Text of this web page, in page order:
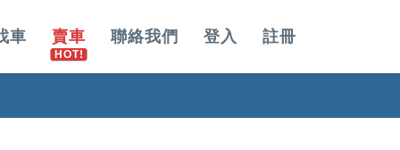
車 賣車 聯絡我們 登入 註冊